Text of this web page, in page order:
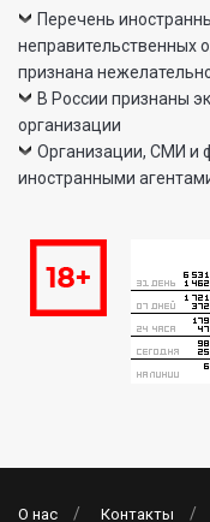
Перечень
неправительственных
признана
В России признаны
организации
Организации, СМИ и
иностранными
О нас Контакты